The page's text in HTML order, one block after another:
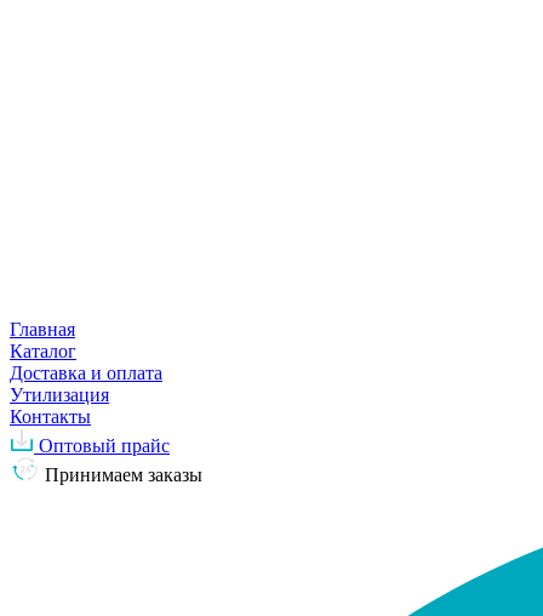
Главная
Каталог
Доставка и оплата
Утилизация
Контакты
Оптовый прайс
Принимаем заказы